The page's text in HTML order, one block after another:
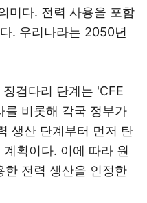
미다. 전력 사용을 포함
. 우리나라는 2050년
검다리 단계는 'CFE
를 비롯해 각국 정부가
생산 단계부터 먼저 탄
획이다. 이에 따라 원
한 전력 생산을 인정한